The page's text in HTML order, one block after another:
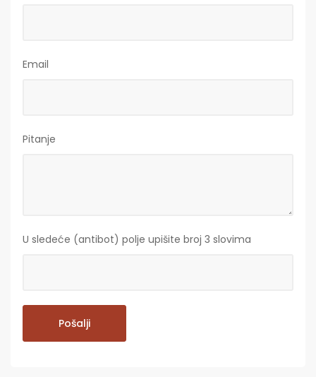
Email
Pitanje
U sledeće (antibot) polje upišite broj 3 slovima